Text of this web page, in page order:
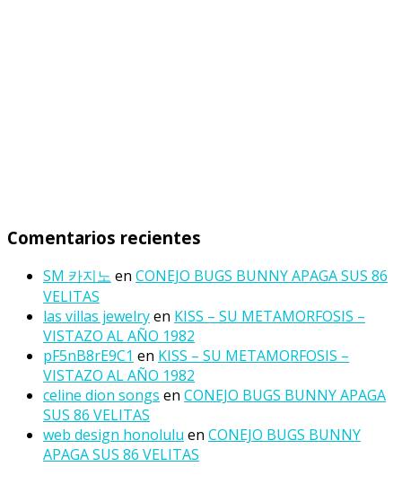
Comentarios recientes
SM 카지노 en CONEJO BUGS BUNNY APAGA SUS 86
VELITAS
las villas jewelryen KISS – SU METAMORFOSIS –
VISTAZO AL AÑO 1982
pF5nB8rE9C1 en KISS – SU METAMORFOSIS –
VISTAZO AL AÑO 1982
celine dion songs en CONEJO BUGS BUNNY APAGA
SUS 86 VELITAS
web design honolulu en CONEJO BUGS BUNNY
APAGA SUS 86 VELITAS